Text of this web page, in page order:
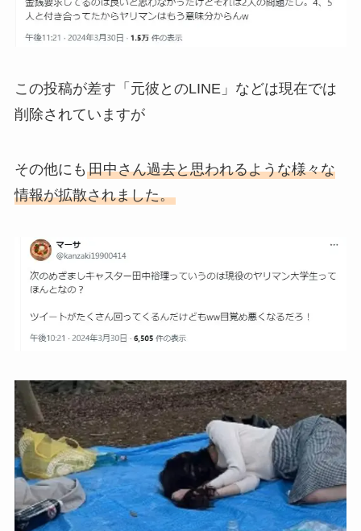
この投稿が差す「元彼とのLINE」などは現在では
削除されていますが
その他にも 田中さん過去と思われるような様々な
情報が拡散されました。